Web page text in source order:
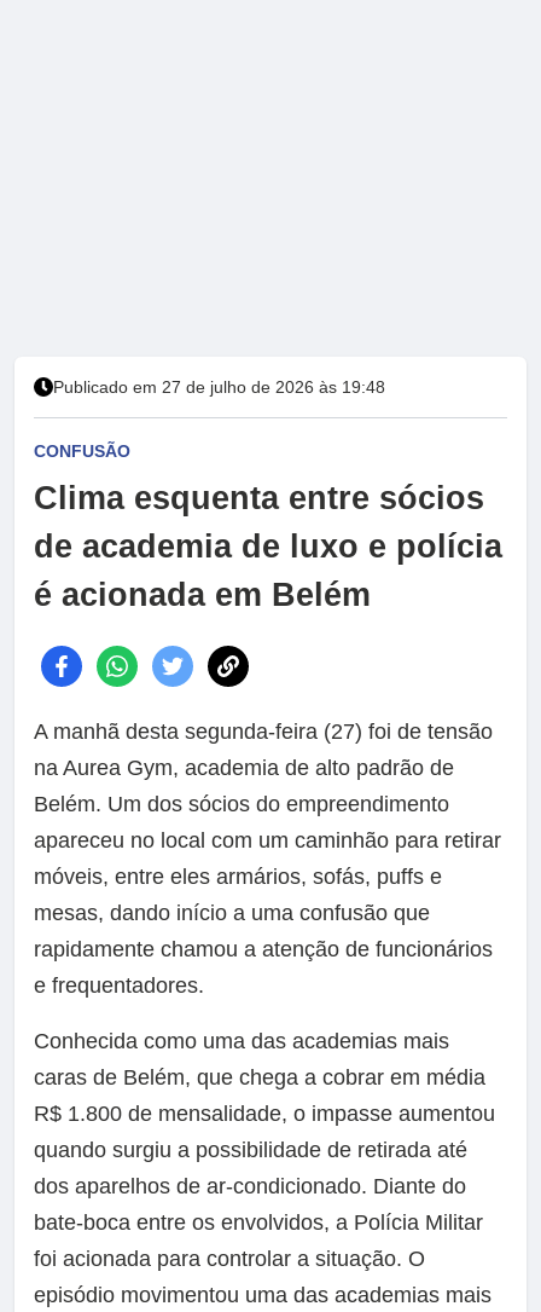
Publicado em 27 de julho de 2026 às 19:48
CONFUSÃO
Clima esquenta entre sócios
de academia de luxo e polícia
é acionada em Belém
A manhã desta segunda-feira (27) foi de tensão
na Aurea Gym, academia de alto padrão de
Belém. Um dos sócios do empreendimento
apareceu no local com um caminhão para retirar
móveis, entre eles armários, sofás, puffs e
mesas, dando início a uma confusão que
rapidamente chamou a atenção de funcionários
e frequentadores.
Conhecida como uma das academias mais
caras de Belém, que chega a cobrar em média
R$ 1.800 de mensalidade, o impasse aumentou
quando surgiu a possibilidade de retirada até
dos aparelhos de ar-condicionado. Diante do
bate-boca entre os envolvidos, a Polícia Militar
foi acionada para controlar a situação. O
episódio movimentou uma das academias mais